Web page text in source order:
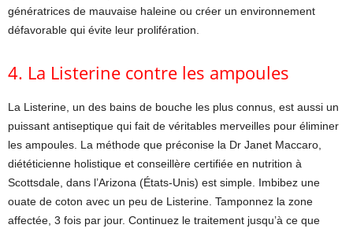
génératrices de mauvaise haleine ou créer un environnement
défavorable qui évite leur prolifération.
4. La Listerine contre les ampoules
La Listerine, un des bains de bouche les plus connus, est aussi un
puissant antiseptique qui fait de véritables merveilles pour éliminer
les ampoules. La méthode que préconise la Dr Janet Maccaro,
diététicienne holistique et conseillère certifiée en nutrition à
Scottsdale, dans l’Arizona (États-Unis) est simple. Imbibez une
ouate de coton avec un peu de Listerine. Tamponnez la zone
affectée, 3 fois par jour. Continuez le traitement jusqu’à ce que